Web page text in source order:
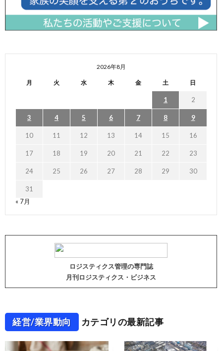
2026年8月
月 火 水 木 金 土 日
1 2
3 4 5 6 7 8 9
10 11 12 13 14 15 16
17 18 19 20 21 22 23
24 25 26 27 28 29 30
31
« 7月
ロジスティクス管理の専門誌
月刊ロジスティクス・ビジネス
経営/業界動向 カテゴリの最新記事